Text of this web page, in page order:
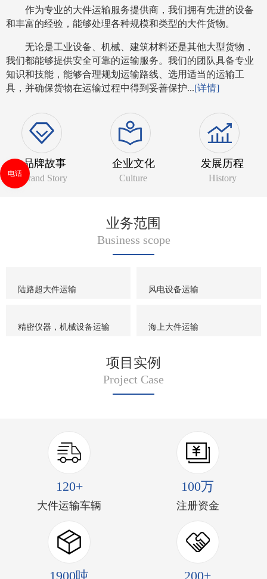
作为专业的大件运输服务提供商，我们拥有先进的设备
和丰富的经验，能够处理各种规模和类型的大件货物。
无论是工业设备、机械、建筑材料还是其他大型货物，
我们都能够提供安全可靠的运输服务。我们的团队具备专业
知识和技能，能够合理规划运输路线、选用适当的运输工
具，并确保货物在运输过程中得到妥善保护...[详情]
品牌故事
Brand Story
企业文化
Culture
发展历程
History
业务范围
Business scope
陆路超大件运输 风电设备运输
精密仪器，机械设备运输 海上大件运输
项目实例
Project Case
120+
大件运输车辆
100万
注册资金
1900吨 200+
电话